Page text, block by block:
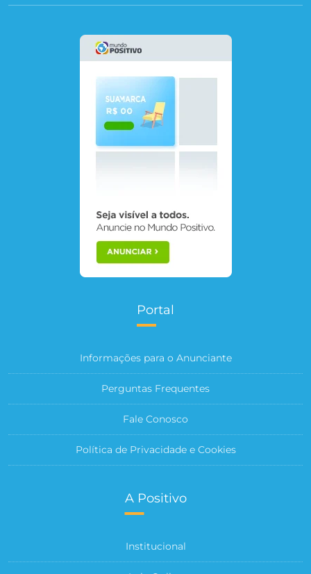
Portal
Informações para o Anunciante
Perguntas Frequentes
Fale Conosco
Política de Privacidade e Cookies
A Positivo
Institucional